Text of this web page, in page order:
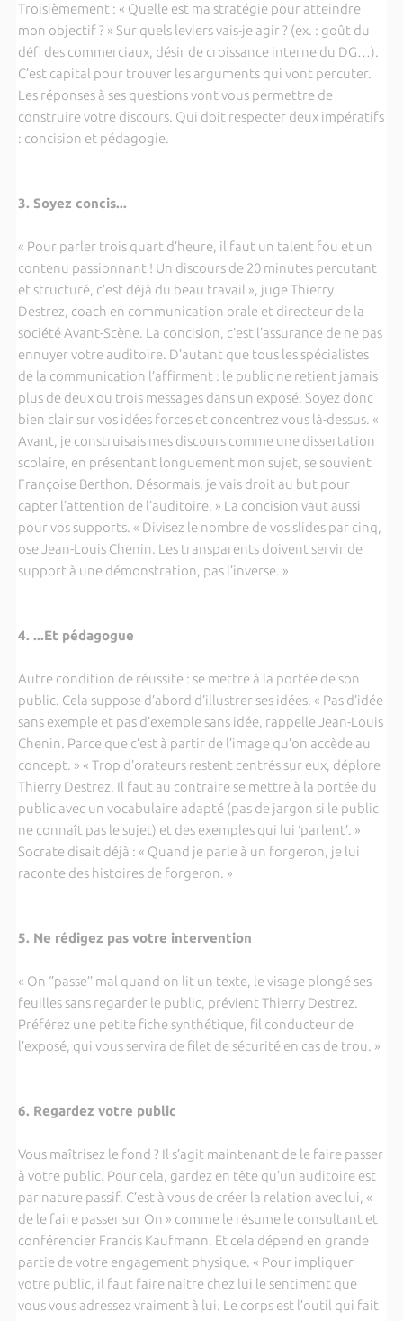
Troisièmement : « Quelle est ma stratégie pour atteindre
mon objectif ? » Sur quels leviers vais-je agir ? (ex. : goût du
défi des commerciaux, désir de croissance interne du DG…).
C’est capital pour trouver les arguments qui vont percuter.
Les réponses à ses questions vont vous permettre de
construire votre discours. Qui doit respecter deux impératifs
: concision et pédagogie.
3. Soyez concis...
« Pour parler trois quart d’heure, il faut un talent fou et un
contenu passionnant ! Un discours de 20 minutes percutant
et structuré, c’est déjà du beau travail », juge Thierry
Destrez, coach en communication orale et directeur de la
société Avant-Scène. La concision, c’est l’assurance de ne pas
ennuyer votre auditoire. D’autant que tous les spécialistes
de la communication l’affirment : le public ne retient jamais
plus de deux ou trois messages dans un exposé. Soyez donc
bien clair sur vos idées forces et concentrez vous là-dessus. «
Avant, je construisais mes discours comme une dissertation
scolaire, en présentant longuement mon sujet, se souvient
Françoise Berthon. Désormais, je vais droit au but pour
capter l’attention de l’auditoire. » La concision vaut aussi
pour vos supports. « Divisez le nombre de vos slides par cinq,
ose Jean-Louis Chenin. Les transparents doivent servir de
support à une démonstration, pas l’inverse. »
4. ...Et pédagogue
Autre condition de réussite : se mettre à la portée de son
public. Cela suppose d’abord d’illustrer ses idées. « Pas d’idée
sans exemple et pas d’exemple sans idée, rappelle Jean-Louis
Chenin. Parce que c’est à partir de l’image qu’on accède au
concept. » « Trop d’orateurs restent centrés sur eux, déplore
Thierry Destrez. Il faut au contraire se mettre à la portée du
public avec un vocabulaire adapté (pas de jargon si le public
ne connaît pas le sujet) et des exemples qui lui ‘parlent’. »
Socrate disait déjà : « Quand je parle à un forgeron, je lui
raconte des histoires de forgeron. »
5. Ne rédigez pas votre intervention
« On ‘’passe’’ mal quand on lit un texte, le visage plongé ses
feuilles sans regarder le public, prévient Thierry Destrez.
Préférez une petite fiche synthétique, fil conducteur de
l’exposé, qui vous servira de filet de sécurité en cas de trou. »
6. Regardez votre public
Vous maîtrisez le fond ? Il s’agit maintenant de le faire passer
à votre public. Pour cela, gardez en tête qu’un auditoire est
par nature passif. C’est à vous de créer la relation avec lui, «
de le faire passer sur On » comme le résume le consultant et
conférencier Francis Kaufmann. Et cela dépend en grande
partie de votre engagement physique. « Pour impliquer
votre public, il faut faire naître chez lui le sentiment que
vous vous adressez vraiment à lui. Le corps est l’outil qui fait